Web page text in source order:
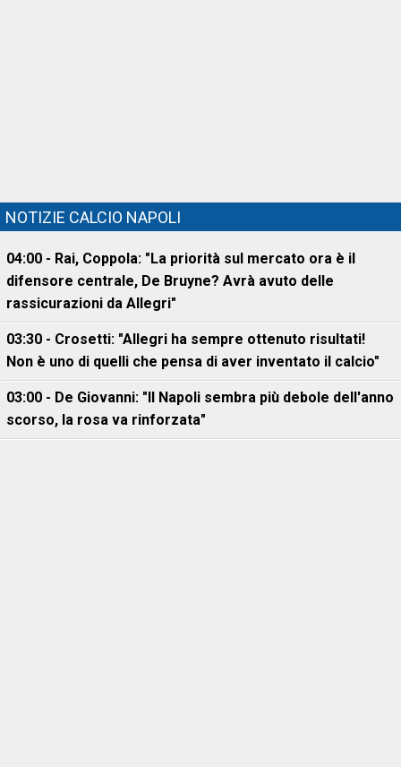
NOTIZIE CALCIO NAPOLI
04:00 - Rai, Coppola: "La priorità sul mercato ora è il
difensore centrale, De Bruyne? Avrà avuto delle
rassicurazioni da Allegri"
03:30 - Crosetti: "Allegri ha sempre ottenuto risultati!
Non è uno di quelli che pensa di aver inventato il calcio"
03:00 - De Giovanni: "Il Napoli sembra più debole dell'anno
scorso, la rosa va rinforzata"